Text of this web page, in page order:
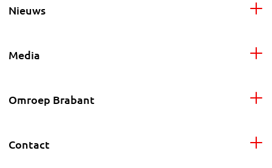
Nieuws
Media
Omroep Brabant
Contact